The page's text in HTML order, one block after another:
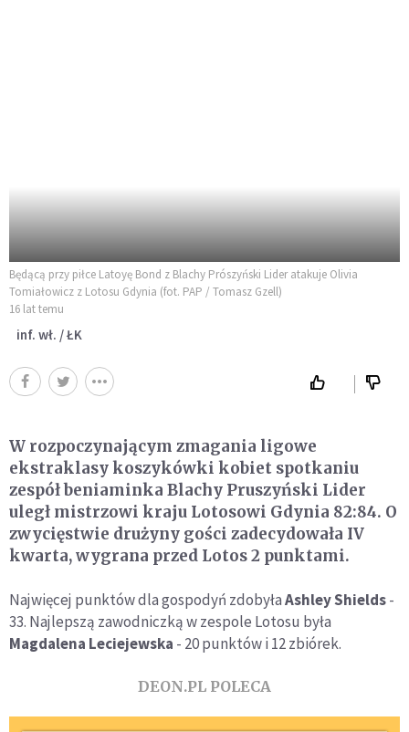
Będącą przy piłce Latoyę Bond z Blachy Prószyński Lider atakuje Olivia
Tomiałowicz z Lotosu Gdynia (fot. PAP / Tomasz Gzell)
16 lat temu
inf. wł. / ŁK
W rozpoczynającym zmagania ligowe
ekstraklasy koszykówki kobiet spotkaniu
zespół beniaminka Blachy Pruszyński Lider
uległ mistrzowi kraju Lotosowi Gdynia 82:84. O
zwycięstwie drużyny gości zadecydowała IV
kwarta, wygrana przed Lotos 2 punktami.
Najwięcej punktów dla gospodyń zdobyłaAshley Shields-
33. Najlepszą zawodniczką w zespole Lotosu była
Magdalena Leciejewska - 20 punktów i 12 zbiórek.
DEON.PL POLECA